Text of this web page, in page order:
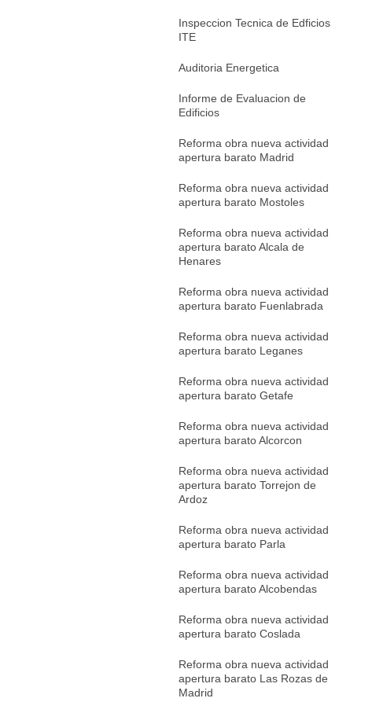
Inspeccion Tecnica de Edficios
ITE
Auditoria Energetica
Informe de Evaluacion de
Edificios
Reforma obra nueva actividad
apertura barato Madrid
Reforma obra nueva actividad
apertura barato Mostoles
Reforma obra nueva actividad
apertura barato Alcala de
Henares
Reforma obra nueva actividad
apertura barato Fuenlabrada
Reforma obra nueva actividad
apertura barato Leganes
Reforma obra nueva actividad
apertura barato Getafe
Reforma obra nueva actividad
apertura barato Alcorcon
Reforma obra nueva actividad
apertura barato Torrejon de
Ardoz
Reforma obra nueva actividad
apertura barato Parla
Reforma obra nueva actividad
apertura barato Alcobendas
Reforma obra nueva actividad
apertura barato Coslada
Reforma obra nueva actividad
apertura barato Las Rozas de
Madrid